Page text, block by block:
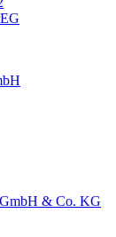
& Co. KG